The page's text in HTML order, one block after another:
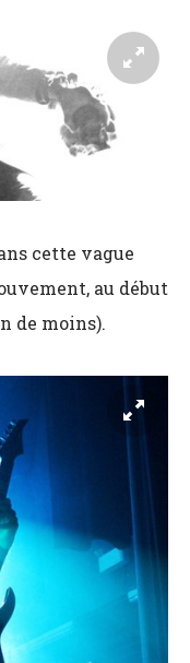
cette vague
au début
de moins).